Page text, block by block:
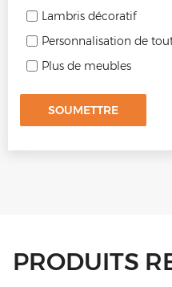
Lambris décoratif
Personnalisation de
Plus de meubles
SOUMETTRE
PRODUITS